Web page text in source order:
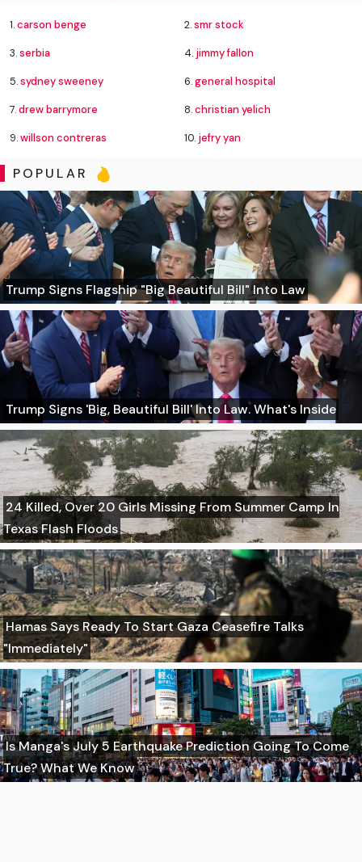
1.carson benge 2.smr stock
3.serbia 4. jimmy fallon
5.sydney sweeney 6.general hospital
7.drew barrymore 8.christian yelich
9.willson contreras 10. jefry yan
POPULAR
Trump Signs Flagship "Big Beautiful Bill" Into Law
Trump Signs 'Big, Beautiful Bill' Into Law. What's Inside
24 Killed, Over 20 Girls Missing From Summer Camp In
Texas Flash Floods
Hamas Says Ready To Start Gaza Ceasefire Talks
"Immediately"
Is Manga's July 5 Earthquake Prediction Going To Come
True? What We Know